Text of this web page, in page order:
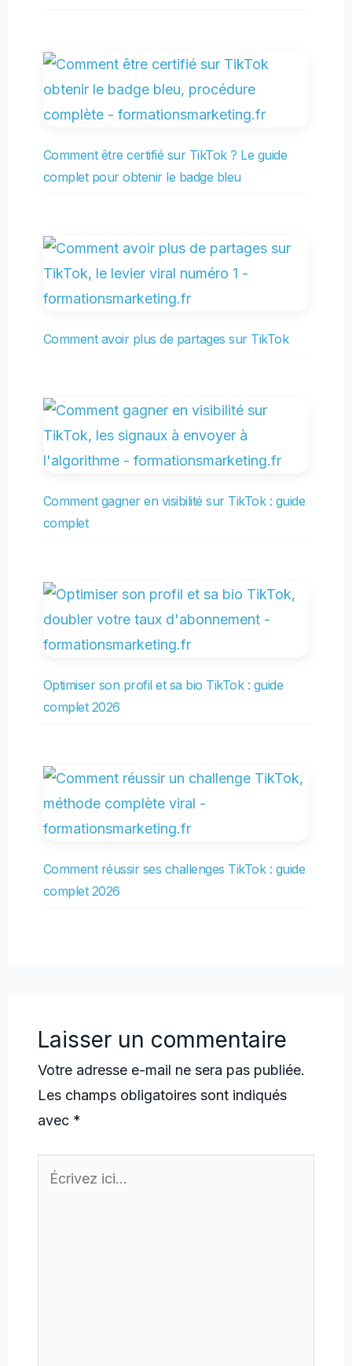
Comment être certifié sur TikTok ? Le guide
complet pour obtenir le badge bleu
Comment avoir plus de partages sur TikTok
Comment gagner en visibilité sur TikTok : guide
complet
Optimiser son profil et sa bio TikTok : guide
complet 2026
Comment réussir ses challenges TikTok : guide
complet 2026
Laisser un commentaire
Votre adresse e-mail ne sera pas publiée.
Les champs obligatoires sont indiqués
avec *
Écrivez